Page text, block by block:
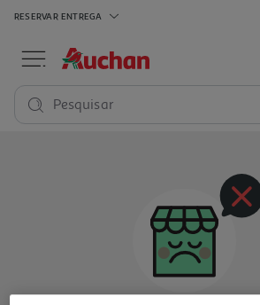
RESERVAR ENTREGA
Pesquisar